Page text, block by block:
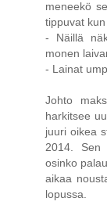
meneekö
tippuvat
- Näillä
monen
- Lainat
Johto
harkitsee
juuri oikea
2014. Sen
osinko
aikaa
lopussa.